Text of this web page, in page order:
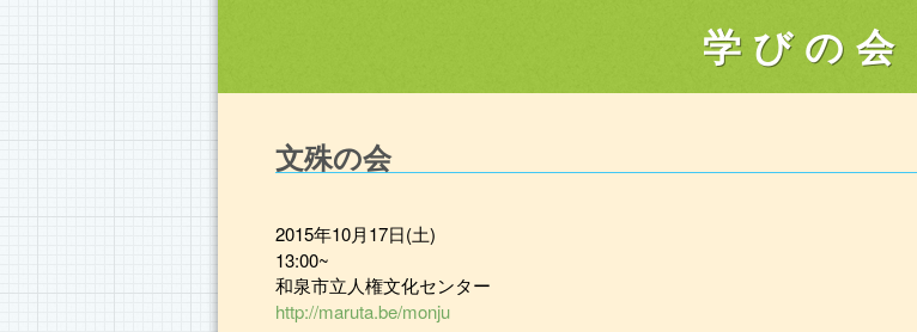
学びの会
文殊の会
2015年10月17日(土)
13:00~
和泉市立人権文化センター
http://maruta.be/monju